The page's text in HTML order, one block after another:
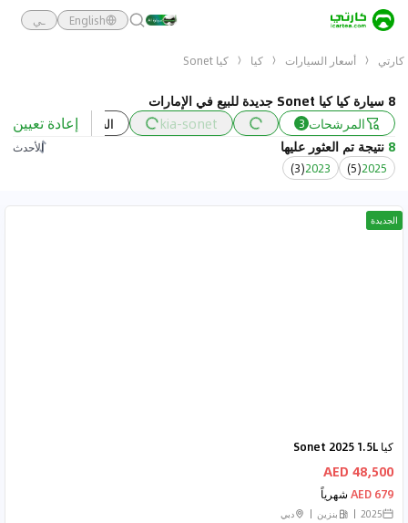
English ـي
كارتي أسعار السيارات كيا كيا Sonet
8 سيارة كيا كيا Sonet جديدة للبيع في الإمارات
المرشحات 3
kia-sonet السعر السنة
إعادة تعيين
8 نتيجة تم العثور عليها
الأحدث
2025
(
5
)
2023
(
3
)
الجديدة
كيا Sonet 2025 1.5L
48,500 AED
679 AED شهرياً
2025 بنزين دبي